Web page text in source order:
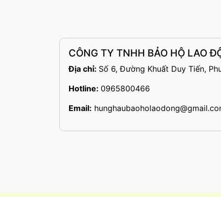
CÔNG TY TNHH BẢO HỘ LAO
Địa chỉ: Số 6, Đường Khuất Duy Tiến,
Hotline: 0965800466
Email: